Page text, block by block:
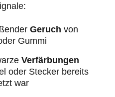
Geruch von
Gummi
Verfärbungen
oder Stecker bereits
war